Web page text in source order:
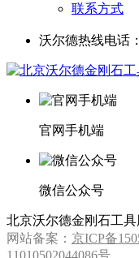
联系方式
沃尔德热线电话
官网手机端
微信公众号
北京沃尔德金刚石工具
网站备案： 京ICP备